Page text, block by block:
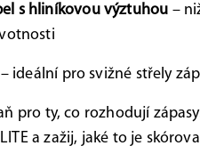
s hliníkovou výztuhou –
ideální pro svižné střely
pro ty, co rozhodují
a zažij, jaké to je